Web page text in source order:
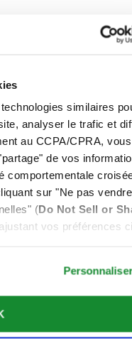
similaires
analyser le trafic et
au CCPA/CPRA,
de vos
comportementale
sur "Ne pas
(Do Not Sell or
vos préférences
exclusives